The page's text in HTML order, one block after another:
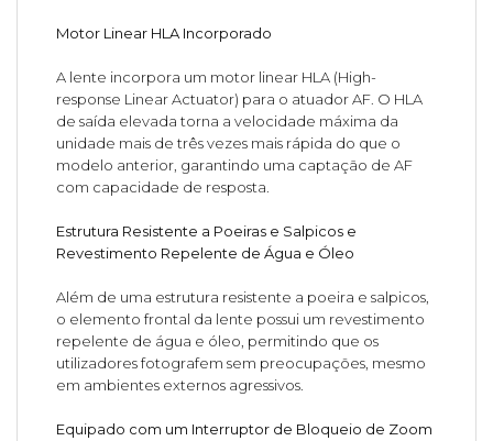
Motor Linear HLA Incorporado
A lente incorpora um motor linear HLA (High-
response Linear Actuator) para o atuador AF. O HLA
de saída elevada torna a velocidade máxima da
unidade mais de três vezes mais rápida do que o
modelo anterior, garantindo uma captação de AF
com capacidade de resposta.
Estrutura Resistente a Poeiras e Salpicos e
Revestimento Repelente de Água e Óleo
Além de uma estrutura resistente a poeira e salpicos,
o elemento frontal da lente possui um revestimento
repelente de água e óleo, permitindo que os
utilizadores fotografem sem preocupações, mesmo
em ambientes externos agressivos.
Equipado com um Interruptor de Bloqueio de Zoom